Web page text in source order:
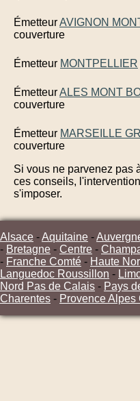
ÉmetteurAVIGNON
couverture
Émetteur MONTPELLIER
ÉmetteurALES MONT
couverture
Émetteur MARSEILLE
couverture
Si vous ne parvenez pas
ces conseils,
s'imposer.
Alsace -Aquitaine -
- Bretagne - Centre -
- Franche Comté - Haute
Languedoc Roussillon -
Nord Pas de Calais - Pays
Charentes - Provence Alpes